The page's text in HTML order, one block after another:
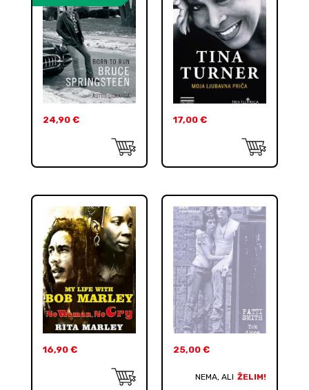
24,90 € 17,00 €
16,90 € 25,00 €
NEMA, ALI ŽELIM!